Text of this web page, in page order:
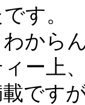
す。
から
ー上
です